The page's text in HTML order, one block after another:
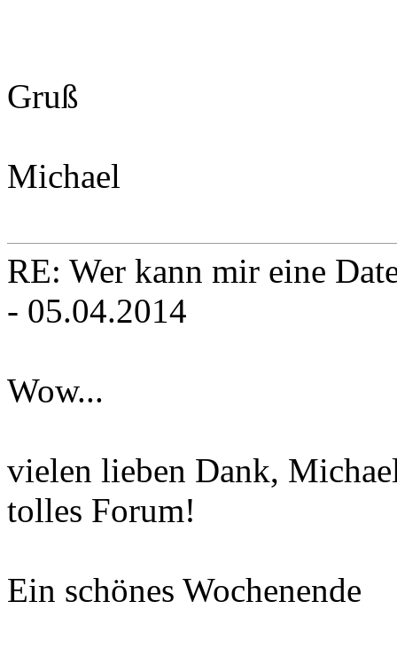
Gruß
Michael
RE: Wer kann mir eine
- 05.04.2014
Wow...
vielen lieben Dank,
tolles Forum!
Ein schönes Wochenende